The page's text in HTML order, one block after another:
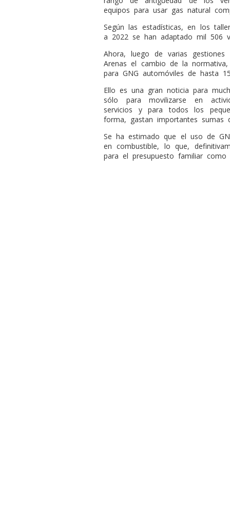
equipos para usar gas natural
Según las estadísticas, en los
a 2022 se han adaptado mil 506
Ahora, luego de varias
Arenas el cambio de la
para GNG automóviles de hasta
Ello es una gran noticia para
sólo para movilizarse en
servicios y para todos los
forma, gastan importantes sumas
Se ha estimado que el uso de
en combustible, lo que,
para el presupuesto familiar